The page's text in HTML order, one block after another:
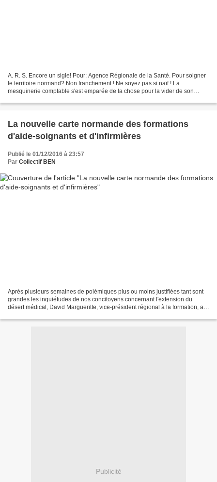
A. R. S. Encore un sigle! Pour: Agence Régionale de la Santé. Pour soigner
le territoire normand? Non franchement ! Ne soyez pas si naïf ! La
mesquinerie comptable s'est emparée de la chose pour la vider de son
La nouvelle carte normande des formations
d'aide-soignants et d'infirmières
Publié le 01/12/2016 à 23:57
Par Collectif BEN
Après plusieurs semaines de polémiques plus ou moins justifiées tant sont
grandes les inquiétudes de nos concitoyens concernant l'extension du
désert médical, David Margueritte, vice-président régional à la formation, a
Publicité